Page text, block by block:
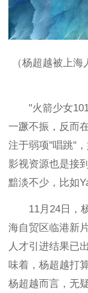
（杨超越被上
"火箭少女101"
一蹶不振，反而
注于弱项"唱跳"
影视资源也是接
黯淡不少，比如
11月24日，杨
海自贸区临港新
人才引进结果已
味着，杨超越打
杨超越而言，无